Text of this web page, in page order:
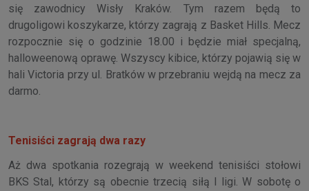
się zawodnicy Wisły Kraków. Tym razem będą to
drugoligowi koszykarze, którzy zagrają z Basket Hills. Mecz
rozpocznie się o godzinie 18.00 i będzie miał specjalną,
halloweenową oprawę. Wszyscy kibice, którzy pojawią się w
hali Victoria przy ul. Bratków w przebraniu wejdą na mecz za
darmo.
Tenisiści zagrają dwa razy
Aż dwa spotkania rozegrają w weekend tenisiści stołowi
BKS Stal, którzy są obecnie trzecią siłą l ligi. W sobotę o